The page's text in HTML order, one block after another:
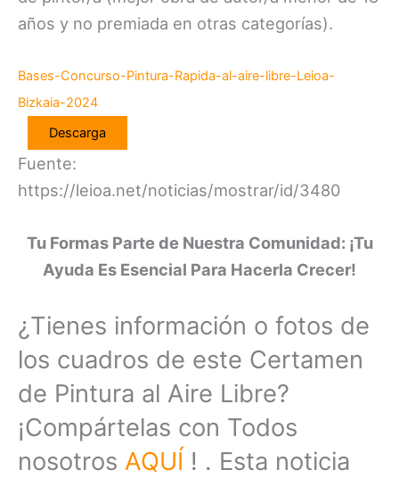
años y no premiada en otras categorías).
Bases-Concurso-Pintura-Rapida-al-aire-libre-Leioa-
Bizkaia-2024
Descarga
Fuente:
https://leioa.net/noticias/mostrar/id/3480
Tu Formas Parte de Nuestra Comunidad: ¡Tu
Ayuda Es Esencial Para Hacerla Crecer!
¿Tienes información o fotos de
los cuadros de este Certamen
de Pintura al Aire Libre?
¡Compártelas con Todos
nosotros AQUÍ ! . Esta noticia